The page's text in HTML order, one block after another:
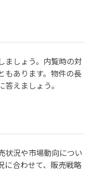
ましょう。内覧時の対
もあります。物件の長
えましょう。
状況や市場動向につい
に合わせて、販売戦略